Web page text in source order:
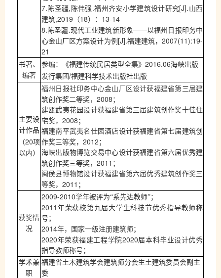
7. 陈圣疆, 陈伟强 .福州齐安小学建筑设计研究[J]. 山西
建筑,2019 （18）： 13-14
8. 陈圣疆.现代工业建筑新形象——以福州日报印务中
心金山厂区方案设计为例 [J].福建建筑，2007(11):19-
21
书著、
编著
参编：《福建传统民居类型全集》 2016.06海峡出版
发行集团 /福建科学技术出版社出版
主要设
计作品
（20项
以内）
福州日报社印务中心金山厂区设计获福建省第三届建
筑创作奖二等奖， 2008 ；
建瓯武夷花园设计获福建省第三届建筑创作奖十佳住
宅奖， 2008 ；
福建南平武夷名仕园酒店设计获福建省第七届建筑创
作奖三等奖， 2012 ；
海峡出版物博览交易中心设计获福建省第六届优秀建
筑创作奖三等奖， 2011 ；
闽侯县博物馆设计获福建省第六届优秀建筑创作奖三
等奖， 2011 ；
获奖情
况
2009-2010学年被评为“系先进教师”；
2011 年荣获校第九届大学生科技节优秀指导教师称
号；
2014年，国家一级注册建筑师；
2020年荣获福建工程学院2020届本科毕业设计优秀
指导教师称号；
学术兼
职
福建省土木建筑学会建筑师分会生土建筑委员会副主
委